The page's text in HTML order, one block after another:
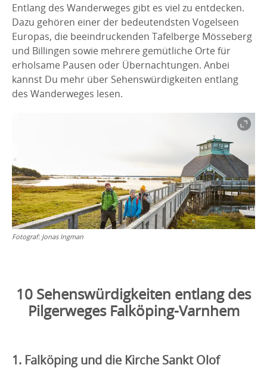
Entlang des Wanderweges gibt es viel zu entdecken.
Dazu gehören einer der bedeutendsten Vogelseen
Europas, die beeindruckenden Tafelberge Mösseberg
und Billingen sowie mehrere gemütliche Orte für
erholsame Pausen oder Übernachtungen. Anbei
kannst Du mehr über Sehenswürdigkeiten entlang
des Wanderweges lesen.
Fotograf: Jonas Ingman
10 Sehenswürdigkeiten entlang des
Pilgerweges Falköping-Varnhem
1. Falköping und die Kirche Sankt Olof